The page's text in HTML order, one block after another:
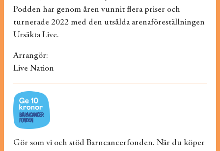
Podden har genom åren vunnit flera priser och
turnerade 2022 med den utsålda arenaföreställningen
Ursäkta Live.
Arrangör:
Live Nation
Gör som vi och stöd Barncancerfonden. När du köper